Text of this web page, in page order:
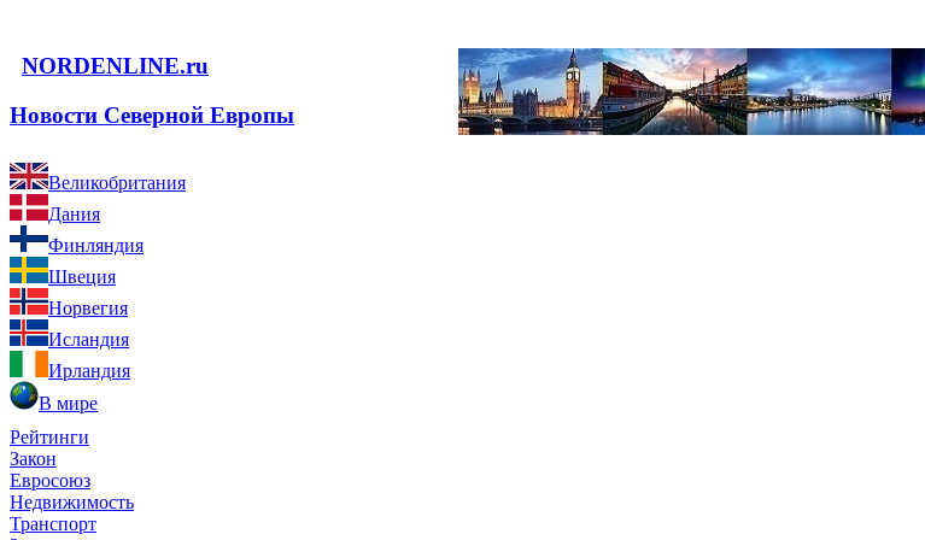
NORDENLINE.ru
Новости Северной Европы
Великобритания
Дания
Финляндия
Швеция
Норвегия
Исландия
Ирландия
В мире
Рейтинги
Закон
Евросоюз
Недвижимость
Транспорт